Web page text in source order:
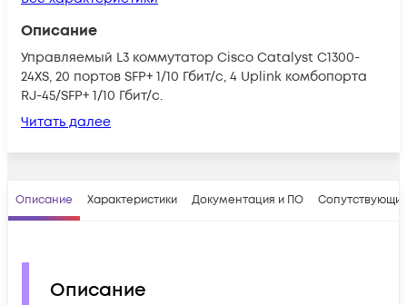
Описание
Управляемый L3 коммутатор Cisco Catalyst C1300-
24XS, 20 портов SFP+ 1/10 Гбит/с, 4 Uplink комбопорта
RJ-45/SFP+ 1/10 Гбит/с.
Читать далее
Описание Характеристики Документация и ПО
Описание